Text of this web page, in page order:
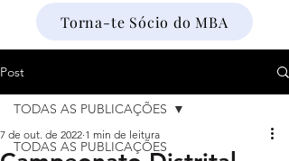
Torna-te Sócio do MBA
Post
TODAS AS PUBLICAÇÕES
TODAS AS PUBLICAÇÕES
7 de out. de 2022 1 min de leitura